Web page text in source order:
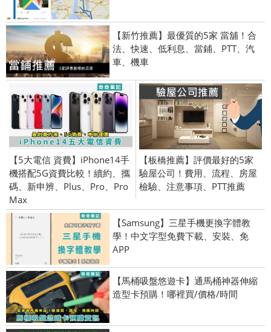
【新竹推薦】最優質的5家 當舖！合
法、快速、低利息、當鋪、PTT、汽
車、機車
【5大電信 資費】iPhone14手
機搭配5G資費比較！續約、攜
碼、新申辨、Plus、Pro、Pro
Max
【板橋推薦】評價最好的5家
驗屋公司！費用、流程、房屋
檢驗、注意事項、PTT推薦
【Samsung】三星手機更換字體教
學！中文字型免費下載、安裝、免
APP
【馬桶吸盤悠遊卡】通馬桶神器伸縮
造型卡預購！哪裡買/價格/時間